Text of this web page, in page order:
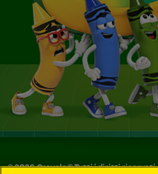
©2026Crayola® Tutti i diritti riservati.